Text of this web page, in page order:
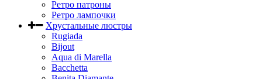
Ретро патроны
Ретро лампочки
Хрустальные люстры
Rugiada
Bijout
Aqua di Marella
Bacchetta